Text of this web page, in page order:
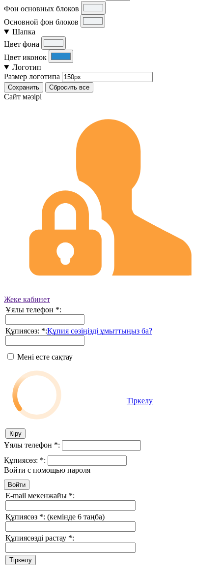
Фон основных блоков
Основной фон блоков
Шапка
Цвет фона
Цвет иконок
Логотип
Размер логотипа
Сохранить Сбросить все
Cайт мәзірі
Жеке кабинет
Ұялы телефон *:
Құпиясөз: *:Құпия сөзіңізді ұмыттыңыз ба?
Мені есте сақтау
Тіркелу
Ұялы телефон *:
Құпиясөз: *:
Войти с помощью пароля
E-mail мекенжайы *:
Құпиясөз *: (кемінде 6 таңба)
Құпиясөзді растау *: